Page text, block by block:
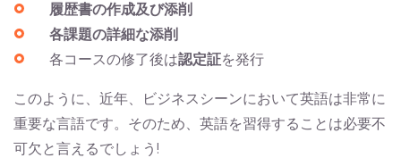
履歴書の作成及び添削
各課題の詳細な添削
各コースの修了後は認定証を発行
このように、近年、ビジネスシーンにおいて英語は非常に
重要な言語です。そのため、英語を習得することは必要不
可欠と言えるでしょう!